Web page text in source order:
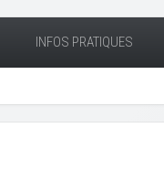
INFOS PRATIQUES